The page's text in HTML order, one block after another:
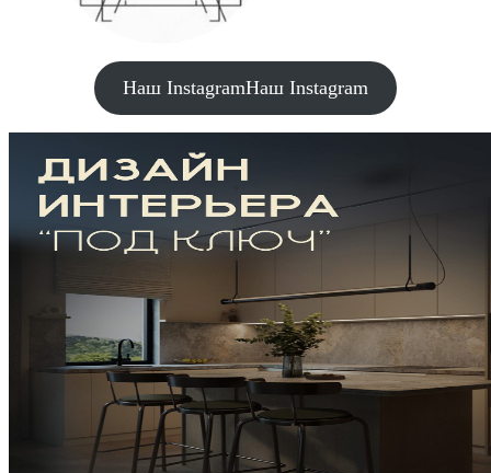
Наш InstagramНаш Instagram